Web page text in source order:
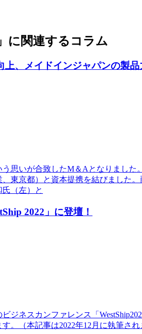
に関連するコラム
、メイドインジャパンの製
思いが合致したM＆Aとなりまし
東京都）と資本提携を結びました
（左）と
2022」に登壇！
ジネスカンファレンス「
。（本記事は2022年12月に執筆